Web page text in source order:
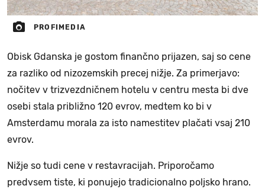
PROFIMEDIA
Obisk Gdanska je gostom finančno prijazen, saj so cene
za razliko od nizozemskih precej nižje. Za primerjavo:
nočitev v trizvezdničnem hotelu v centru mesta bi dve
osebi stala približno 120 evrov, medtem ko bi v
Amsterdamu morala za isto namestitev plačati vsaj 210
evrov.
Nižje so tudi cene v restavracijah. Priporočamo
predvsem tiste, ki ponujejo tradicionalno poljsko hrano.